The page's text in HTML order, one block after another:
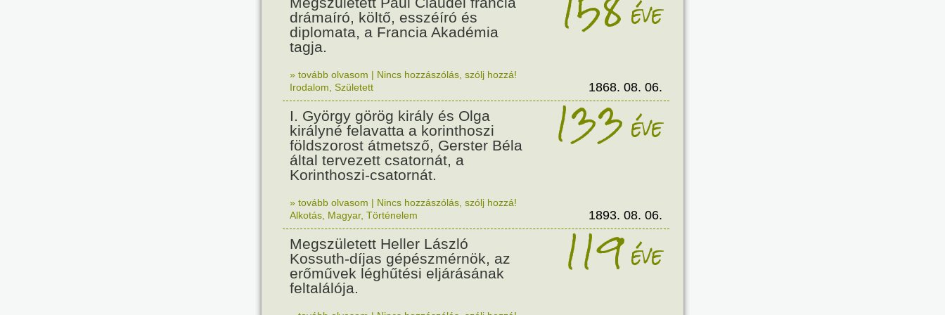
drámaíró, költő, esszéíró és
diplomata, a Francia Akadémia
tagja.
éve
» tovább olvasom | Nincs hozzászólás, szólj hozzá!
Irodalom Született 1868. 08. 06.
I. György görög király és Olga
királyné felavatta a korinthoszi
földszorost átmetsző, Gerster Béla
által tervezett csatornát, a
Korinthoszi-csatornát.
133éve
» tovább olvasom | Nincs hozzászólás, szólj hozzá!
Alkotás Magyar, Történelem 1893. 08. 06.
Megszületett Heller László
Kossuth-díjas gépészmérnök, az
erőművek léghűtési eljárásának
feltalálója.
119éve